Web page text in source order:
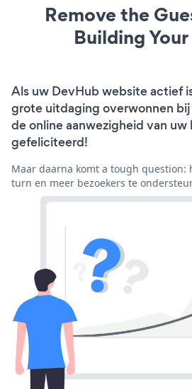
Remove the
Building
Als uw DevHub website actief
grote uitdaging overwonnen
de online aanwezigheid van uw
gefeliciteerd!
Maar daarna komt a tough question:
turn en meer bezoekers te